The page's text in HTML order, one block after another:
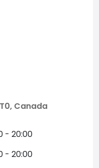
Canada
- 20:00
- 20:00